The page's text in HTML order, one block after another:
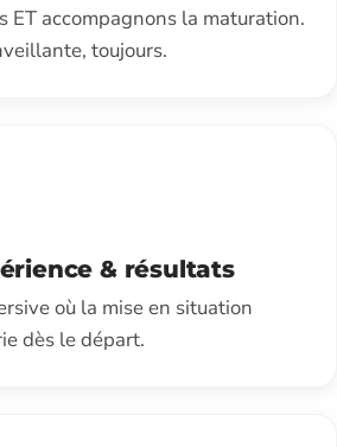
ET accompagnons la maturation.
toujours.
& résultats
où la mise en situation
dès le départ.